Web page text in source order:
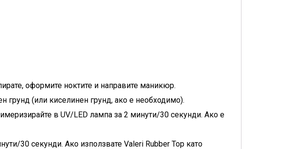
оформите ноктите и направите маникюр.
грунд (или киселинен грунд, ако е необходимо).
в UV/LED лампа за 2 минути/30 секунди. Ако е
30 секунди. Ако използвате Valeri Rubber Top като